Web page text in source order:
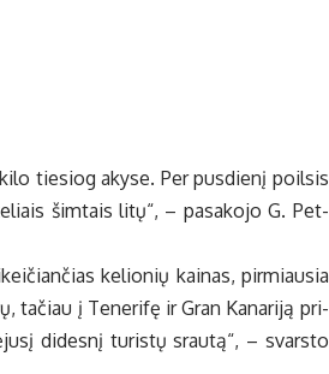
tie­siog aky­se. Per pus­die­nį po­il­sis
šim­tais li­tų“, – pa­sa­ko­jo G. Pet­
ke­lio­nių kai­nas, pir­miau­sia
ta­čiau į Te­ne­ri­fę ir Gran Ka­na­ri­ją pri­
di­des­nį tu­ris­tų srau­tą“, – svars­to